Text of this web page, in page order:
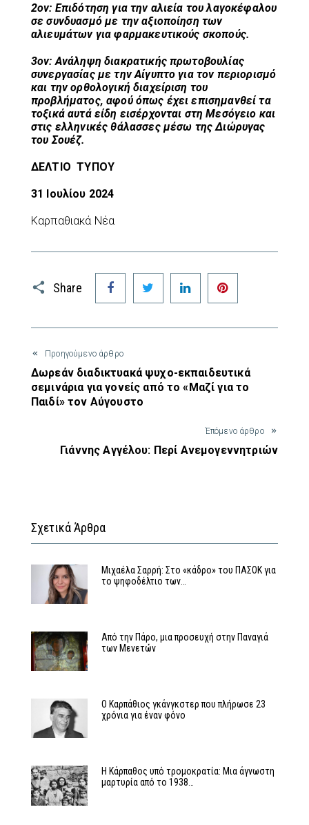
2ον: Επιδότηση για την αλιεία του λαγοκέφαλου
σε συνδυασμό με την αξιοποίηση των
αλιευμάτων για φαρμακευτικούς σκοπούς.
3ον: Ανάληψη διακρατικής πρωτοβουλίας
συνεργασίας με την Αίγυπτο για τον περιορισμό
και την ορθολογική διαχείριση του
προβλήματος, αφού όπως έχει επισημανθεί τα
τοξικά αυτά είδη εισέρχονται στη Μεσόγειο και
στις ελληνικές θάλασσες μέσω της Διώρυγας
του Σουέζ.
ΔΕΛΤΙΟ ΤΥΠΟΥ
31 Ιουλίου 2024
Καρπαθιακά Νέα
Share
Facebook Twitter LinkedIn
Προηγούμενο άρθρο
Δωρεάν διαδικτυακά ψυχο-εκπαιδευτικά
σεμινάρια για γονείς από το «Μαζί για το
Παιδί» τον Αύγουστο
Έπόμενο άρθρο
Γιάννης Αγγέλου: Περί Ανεμογεννητριών
Σχετικά Άρθρα
Μιχαέλα Σαρρή: Στο «κάδρο» του ΠΑΣΟΚ για
το ψηφοδέλτιο των…
Από την Πάρο, μια προσευχή στην Παναγιά
των Μενετών
Ο Καρπάθιος γκάνγκστερ που πλήρωσε 23
χρόνια για έναν φόνο
Η Κάρπαθος υπό τρομοκρατία: Μια άγνωστη
μαρτυρία από το 1938…